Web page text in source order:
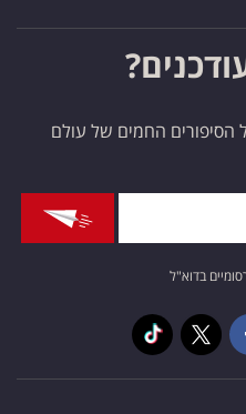
הסיפורים החמים של עולם
בדוא"ל